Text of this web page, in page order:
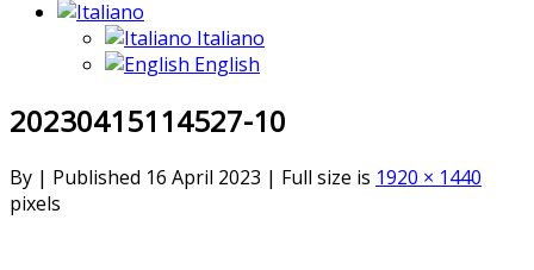
Italiano
English
20230415114527-10
By | Published 16 April 2023 | Full size is 1920 × 1440
pixels